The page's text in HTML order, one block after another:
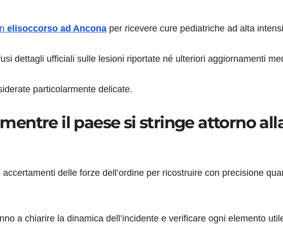
elisoccorso ad Ancona per ricevere cure pediatriche ad alta
dettagli ufficiali sulle lesioni riportate né ulteriori aggiornamenti
particolarmente delicate.
il paese si stringe attorno
delle forze dell’ordine per ricostruire con precisione
a chiarire la dinamica dell’incidente e verificare ogni elemento